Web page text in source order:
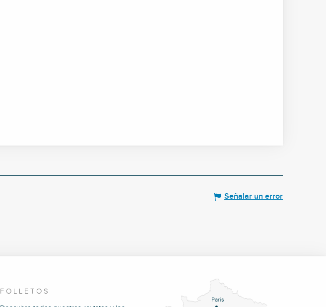
Señalar un error
FOLLETOS
Paris